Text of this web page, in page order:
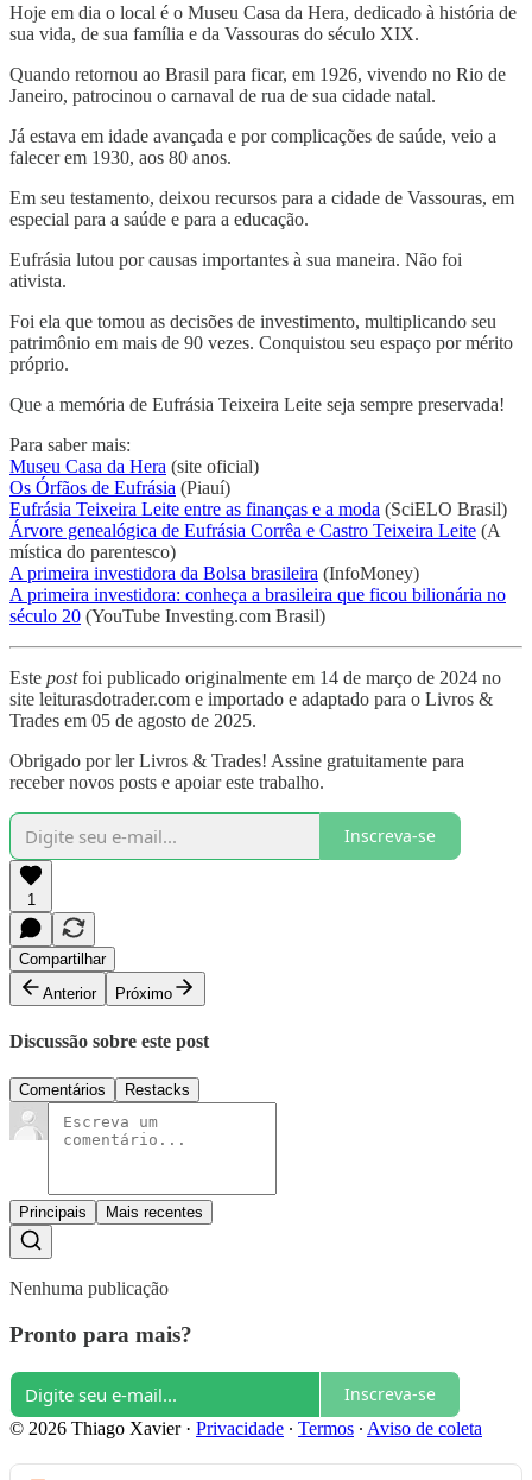
Hoje em dia o local é o Museu Casa da Hera, dedicado à história de
sua vida, de sua família e da Vassouras do século XIX.
Quando retornou ao Brasil para ficar, em 1926, vivendo no Rio de
Janeiro, patrocinou o carnaval de rua de sua cidade natal.
Já estava em idade avançada e por complicações de saúde, veio a
falecer em 1930, aos 80 anos.
Em seu testamento, deixou recursos para a cidade de Vassouras, em
especial para a saúde e para a educação.
Eufrásia lutou por causas importantes à sua maneira. Não foi
ativista.
Foi ela que tomou as decisões de investimento, multiplicando seu
patrimônio em mais de 90 vezes. Conquistou seu espaço por mérito
próprio.
Que a memória de Eufrásia Teixeira Leite seja sempre preservada!
Para saber mais:
Museu Casa da Hera (site oficial)
Os Órfãos de Eufrásia (Piauí)
Eufrásia Teixeira Leite entre as finanças e a moda (SciELO Brasil)
Árvore genealógica de Eufrásia Corrêa e Castro Teixeira Leite (A
mística do parentesco)
A primeira investidora da Bolsa brasileira (InfoMoney)
A primeira investidora: conheça a brasileira que ficou bilionária no
século 20 (YouTube Investing.com Brasil)
Este postfoi publicado originalmente em 14 de março de 2024 no
site leiturasdotrader.com e importado e adaptado para o Livros &
Trades em 05 de agosto de 2025.
Obrigado por ler Livros & Trades! Assine gratuitamente para
receber novos posts e apoiar este trabalho.
Inscreva-se
1
Compartilhar
Anterior
Próximo
Discussão sobre este post
Comentários Restacks
Principais Mais recentes
Nenhuma publicação
Pronto para mais?
Inscreva-se
© 2026 Thiago Xavier· Privacidade ∙ Termos ∙ Aviso de coleta